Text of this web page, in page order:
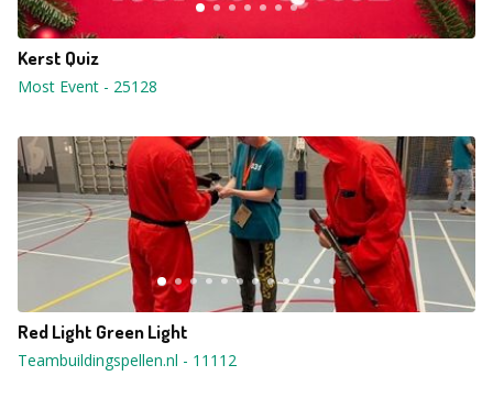
Kerst Quiz
Most Event - 25128
Red Light Green Light
Teambuildingspellen.nl - 11112